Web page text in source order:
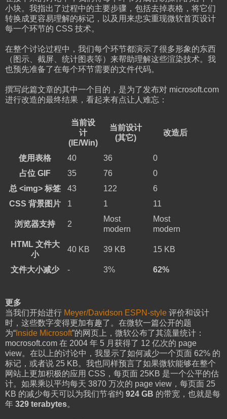
小块。我指出了过程中的主要步骤，包括去掉表格，将它们
转换成更容易理解的标记，以及用来忠实重现微软首页设计
每一个环节的 CSS 技术。
在整个讨论过程中，我们每个环节都演示了很多形象的东西
（图示、截屏、统计图表等）来帮助理解这些渲染技术。我
也预先准备了在每个环节需要的文件代码。
撰写此篇文章的其中一个目的，是为了发布对 microsoft.com
进行改造的最终结果，看起来有点让人难忘：
当前设
计
(IE/Win)
当前设计
(其它)
改造后
使用表格 40 36
0
占位 GIF
35 76
0
总 <img> 标签
43 122
6
CSS 背景图片
1 1 11
浏览器支持 2
Most
modern
Most
modern
HTML 文件大
小
40 KB 39 KB 15 KB
文件大小减少 - 3% 62%
更多
当我们开始进行 Meyer/Davidson ESPN-style 评价和设计
时，这些数字变得更加有趣了。在微软一篇公开的题
为“ Inside Microsoft”的网页上，微软公布了其流量统计：
mocrosoft.com 在 2004 年 5 月获得了 12 亿次的 page
view。在以上的讨论中，我显示了如何减少一个页面 62% 的
标记，或者说 25 KB。我也同样预言了如果微软能够在整个
网站上更加积极的应用 CSS，每页面 25KB 是一个公平的估
计。如果乘以平均每天 3870 万次的 page view，每页面 25
KB 的减少每天可以为我们节省约 924 GB 的带宽，也就是每
年 329 terabytes。